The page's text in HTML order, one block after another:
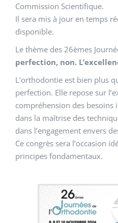
Commission Scientifique.
Il sera mis à jour en temps
disponible.
Le thème des 26èmes
perfection, non.
L’orthodontie est bien plus
perfection. Elle repose sur
compréhension des besoins
dans la maîtrise des
dans l’engagement envers
Ce congrès sera l’occasion
principes fondamentaux.